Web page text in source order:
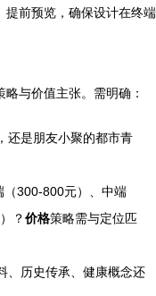
提前预览，确保设计在终端
与价值主张。需明确：
还是朋友小聚的都市青
（300-800元）、中端
？价格策略需与定位匹
、历史传承、健康概念还